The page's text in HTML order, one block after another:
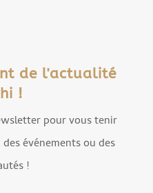
de l'actualité
!
pour vous tenir
événements ou des
!